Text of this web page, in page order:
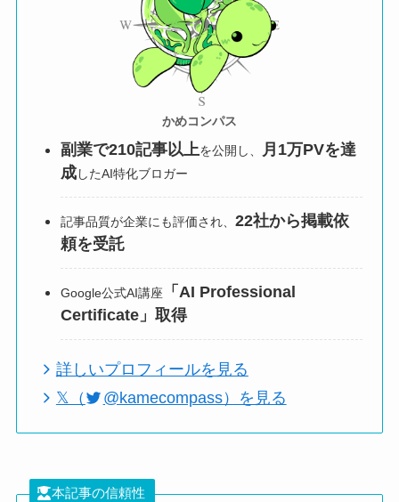
かめコンパス
副業で210記事以上を公開し、
月1万PVを達
成したAI特化ブロガー
記事品質が企業にも評価され、22社から掲載依
頼を受託
Google公式AI講座
「AI Professional
Certificate」取得
詳しいプロフィールを見る
𝕏（
@kamecompass）を見る
本記事の信頼性